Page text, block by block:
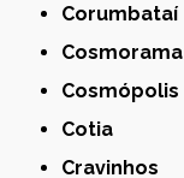
Corumbataí
Cosmorama
Cosmópolis
Cotia
Cravinhos